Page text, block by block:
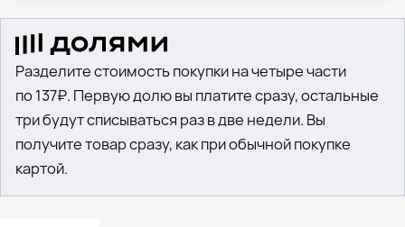
Разделите стоимость покупки на четыре части
по 137₽. Первую долю вы платите сразу, остальные
три будут списываться раз в две недели. Вы
получите товар сразу, как при обычной покупке
картой.